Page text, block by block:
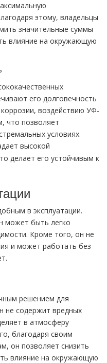
этому, владельцы
значительные суммы
влияние на окружающую
его долговечность
воздействию УФ-
что позволяет
условиях.
высокой
делает его устойчивым к
в эксплуатации.
может быть легко
Кроме того, он не
и может работать без
решением для
не содержит вредных
в атмосферу
благодаря своим
он позволяет снизить
влияние на окружающую